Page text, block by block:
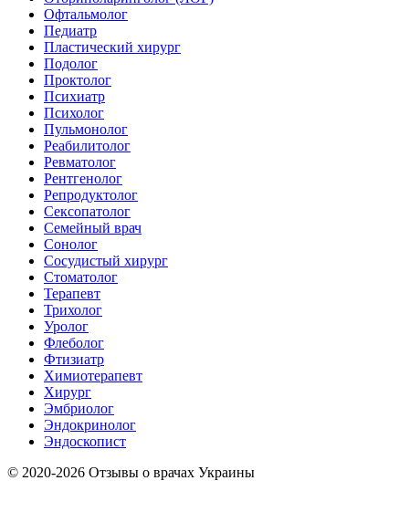
Офтальмолог
Педиатр
Пластический хирург
Подолог
Проктолог
Психиатр
Психолог
Пульмонолог
Реабилитолог
Ревматолог
Рентгенолог
Репродуктолог
Сексопатолог
Семейный врач
Сонолог
Сосудистый хирург
Стоматолог
Терапевт
Трихолог
Уролог
Флеболог
Фтизиатр
Химиотерапевт
Хирург
Эмбриолог
Эндокринолог
Эндоскопист
© 2020-2026 Отзывы о врачах Украины